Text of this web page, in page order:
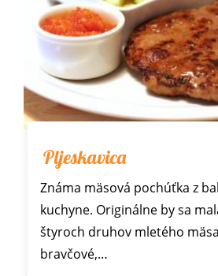
Pljeskavica
Známa mäsová pochúťka z
kuchyne. Originálne by sa
štyroch druhov mletého
bravčové,…